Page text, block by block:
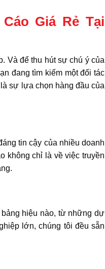
Giá Rẻ Tại
Và để thu hút sự chú ý của
đang tìm kiếm một đối tác
sự lựa chọn hàng đầu của
tin cậy của nhiều doanh
không chỉ là về việc truyền
bảng hiệu nào, từ những dự
lớn, chúng tôi đều sẵn